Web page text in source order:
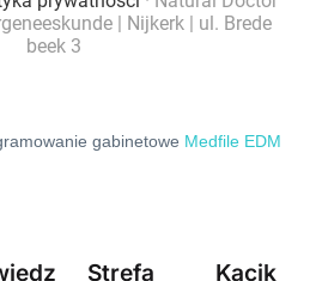
gabinetowe Medfile EDM
Strefa
Kącik